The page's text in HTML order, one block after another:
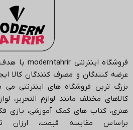
فروشگاه اینترنتی moderntahrir با
عرضه کنندگان و مصرف کنندگان کالا
بزرگ ترین فروشگاه های اینترنتی می
کالاهای مختلف مانند لوازم التحریر،
هنری، کتاب های کمک آموزشی، بازی
براساس مقایسه قیمت، ارزان